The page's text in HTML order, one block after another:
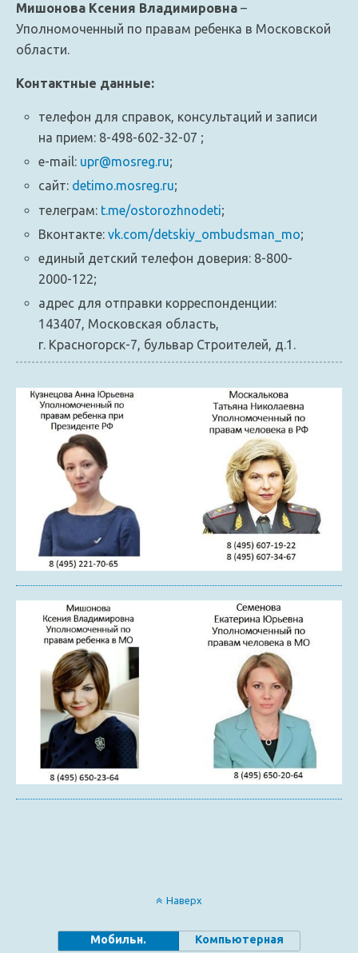
Мишонова Ксения Владимировна –
Уполномоченный по правам ребенка в Московской
области.
Контактные данные:
телефон для справок, консультаций и записи
на прием: 8-498-602-32-07 ;
e-mail: upr@mosreg.ru;
сайт: detimo.mosreg.ru;
телеграм: t.me/ostorozhnodeti;
Вконтакте:vk.com/detskiy_ombudsman_mo;
единый детский телефон доверия: 8-800-
2000-122;
адрес для отправки корреспонденции:
143407, Московская область,
г. Красногорск-7, бульвар Строителей, д.1.
Наверх
Мобильн. Компьютерная